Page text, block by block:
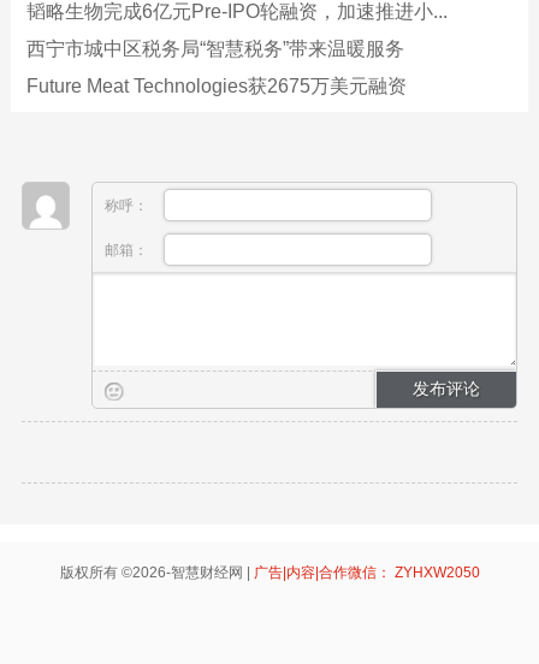
韬略生物完成6亿元Pre-IPO轮融资，加速推进小...
西宁市城中区税务局“智慧税务”带来温暖服务
Future Meat Technologies获2675万美元融资
称呼：
邮箱：
版权所有 ©2026-智慧财经网 | 广告|内容|合作微信： ZYHXW2050